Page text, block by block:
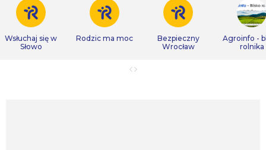
Wsłuchaj się w
Słowo
Rodzic ma moc
Bezpieczny
Wrocław
Agroinfo -
rolnika